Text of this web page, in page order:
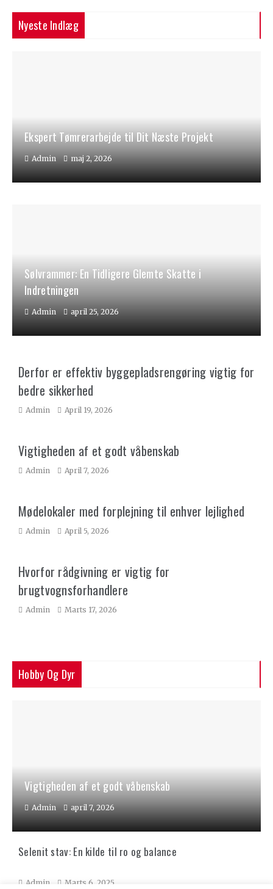
Nyeste Indlæg
Ekspert Tømrerarbejde til Dit Næste Projekt
Admin maj 2, 2026
Sølvrammer: En Tidligere Glemte Skatte i
Indretningen
Admin april 25, 2026
Derfor er effektiv byggepladsrengøring vigtig for
bedre sikkerhed
Admin April 19, 2026
Vigtigheden af et godt våbenskab
Admin April 7, 2026
Mødelokaler med forplejning til enhver lejlighed
Admin April 5, 2026
Hvorfor rådgivning er vigtig for
brugtvognsforhandlere
Admin Marts 17, 2026
Hobby Og Dyr
Vigtigheden af et godt våbenskab
Admin april 7, 2026
Selenit stav: En kilde til ro og balance
Admin Marts 6, 2025